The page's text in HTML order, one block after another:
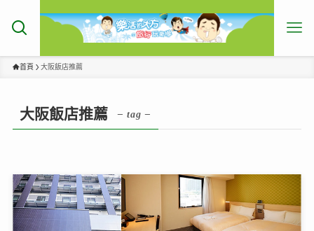
首頁 大阪飯店推薦
大阪飯店推薦 – tag –